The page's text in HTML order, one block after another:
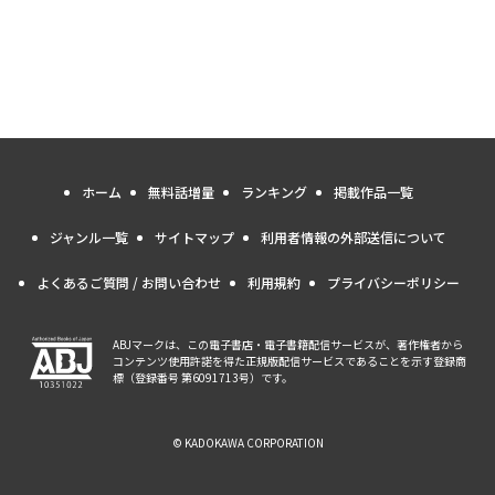
ホーム 無料話増量 ランキング 掲載作品一覧
ジャンル一覧 サイトマップ 利用者情報の外部送信について
よくあるご質問 / お問い合わせ 利用規約 プライバシーポリシー
ABJマークは、この電子書店・電子書籍配信サービスが、著作権者から
コンテンツ使用許諾を得た正規版配信サービスであることを示す登録商
標（登録番号 第6091713号）です。
© KADOKAWA CORPORATION